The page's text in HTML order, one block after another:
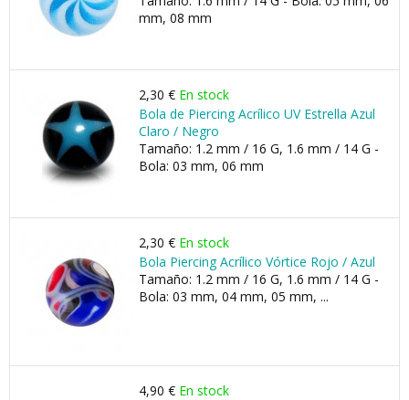
mm, 08 mm
2,30 € En stock
Bola de Piercing Acrílico UV Estrella Azul
Claro / Negro
Tamaño: 1.2 mm / 16 G, 1.6 mm / 14 G -
Bola: 03 mm, 06 mm
2,30 € En stock
Bola Piercing Acrílico Vórtice Rojo / Azul
Tamaño: 1.2 mm / 16 G, 1.6 mm / 14 G -
Bola: 03 mm, 04 mm, 05 mm, ...
4,90 € En stock